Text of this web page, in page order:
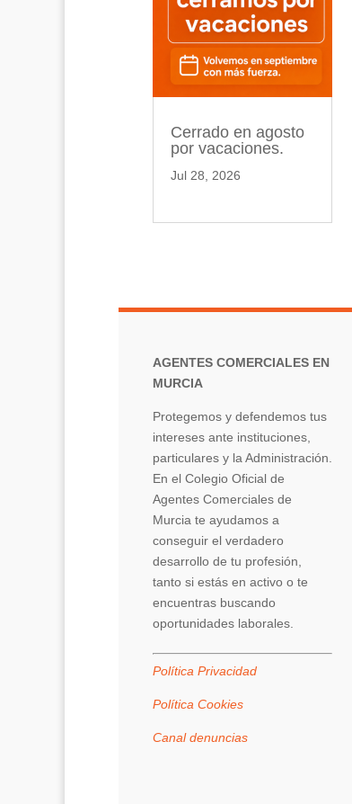
Cerrado en agosto
por vacaciones.
Jul 28, 2026
AGENTES COMERCIALES EN
MURCIA
Protegemos y defendemos tus
intereses ante instituciones,
particulares y la Administración.
En el Colegio Oficial de
Agentes Comerciales de
Murcia te ayudamos a
conseguir el verdadero
desarrollo de tu profesión,
tanto si estás en activo o te
encuentras buscando
oportunidades laborales.
Política Privacidad
Política Cookies
Canal denuncias